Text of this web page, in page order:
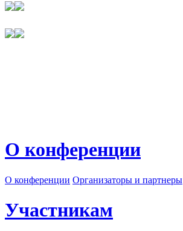
О конференции
О конференции Организаторы и партнеры
Участникам